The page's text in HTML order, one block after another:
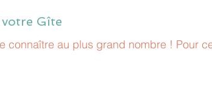
Gîte
connaître au plus grand nombre ! Pour